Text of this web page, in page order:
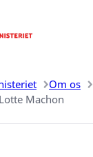
Om os
Lotte Machon